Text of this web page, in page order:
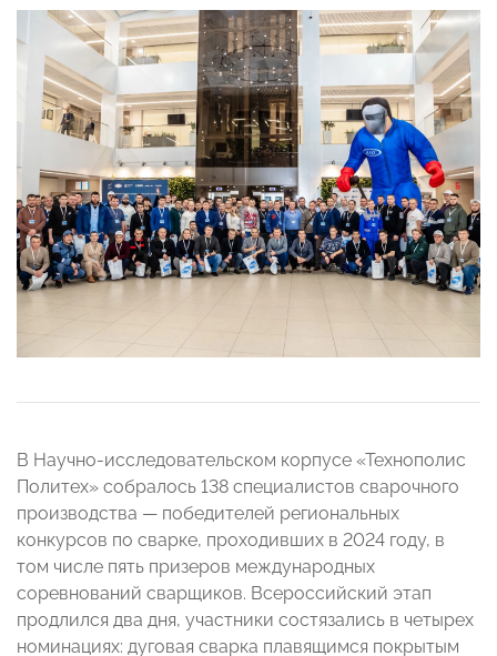
В Научно-исследовательском корпусе «Технополис
Политех» собралось 138 специалистов сварочного
производства — победителей региональных
конкурсов по сварке, проходивших в 2024 году, в
том числе пять призеров международных
соревнований сварщиков. Всероссийский этап
продлился два дня, участники состязались в четырех
номинациях: дуговая сварка плавящимся покрытым